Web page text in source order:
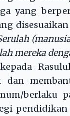
yang
mereka
berlaku
pendidikan